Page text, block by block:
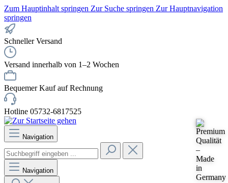
Zum Hauptinhalt springen Zur Suche springen Zur Hauptnavigation
springen
Schneller Versand
Versand innerhalb von 1–2 Wochen
Bequemer Kauf auf Rechnung
Hotline 05732-6817525
Navigation
Navigation